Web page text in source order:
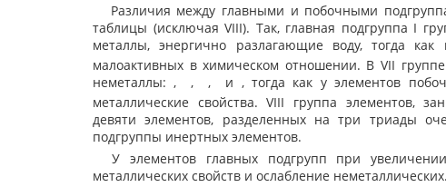
Различия между главными и побочными
таблицы (исключая VIII). Так, главная подгруппа I
металлы, энергично разлагающие воду, тогда как
малоактивных в химическом отношении. В VII
неметаллы: , , , и , тогда как у элементов
металлические свойства. VIII группа элементов,
девяти элементов, разделенных на три триады
подгруппы инертных элементов.
У элементов главных подгрупп при
металлических свойств и ослабление неметаллических.